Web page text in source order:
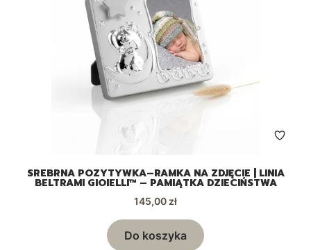
SREBRNA POZYTYWKA–RAMKA NA ZDJĘCIE | LINIA
BELTRAMI GIOIELLI™ – PAMIĄTKA DZIECIŃSTWA
Cena
145,00 zł
Do koszyka